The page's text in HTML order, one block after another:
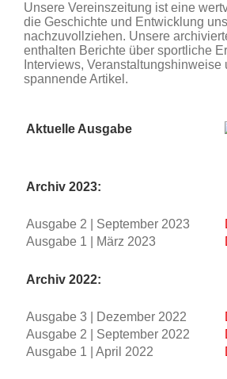
Unsere Vereinszeitung ist eine
die Geschichte und Entwicklung
nachzuvollziehen. Unsere
enthalten Berichte über sportliche
Interviews,
spannende Artikel.
Aktuelle Ausgabe
Archiv 2023:
Ausgabe 2 | September 2023
Ausgabe 1 | März 2023
Archiv 2022:
Ausgabe 3 | Dezember 2022
Ausgabe 2 | September 2022
Ausgabe 1 | April 2022